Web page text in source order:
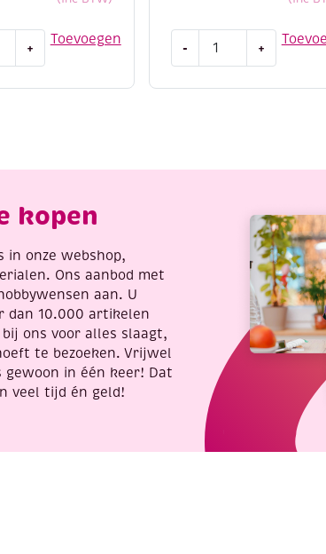
Toevoegen
+ - +
kopen
onze webshop,
Ons aanbod met
aan. U
dan 10.000 artikelen
ons voor alles slaagt,
te bezoeken. Vrijwel
in één keer! Dat
veel tijd én geld!